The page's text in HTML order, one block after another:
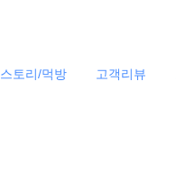
스토리/먹방 고객리뷰